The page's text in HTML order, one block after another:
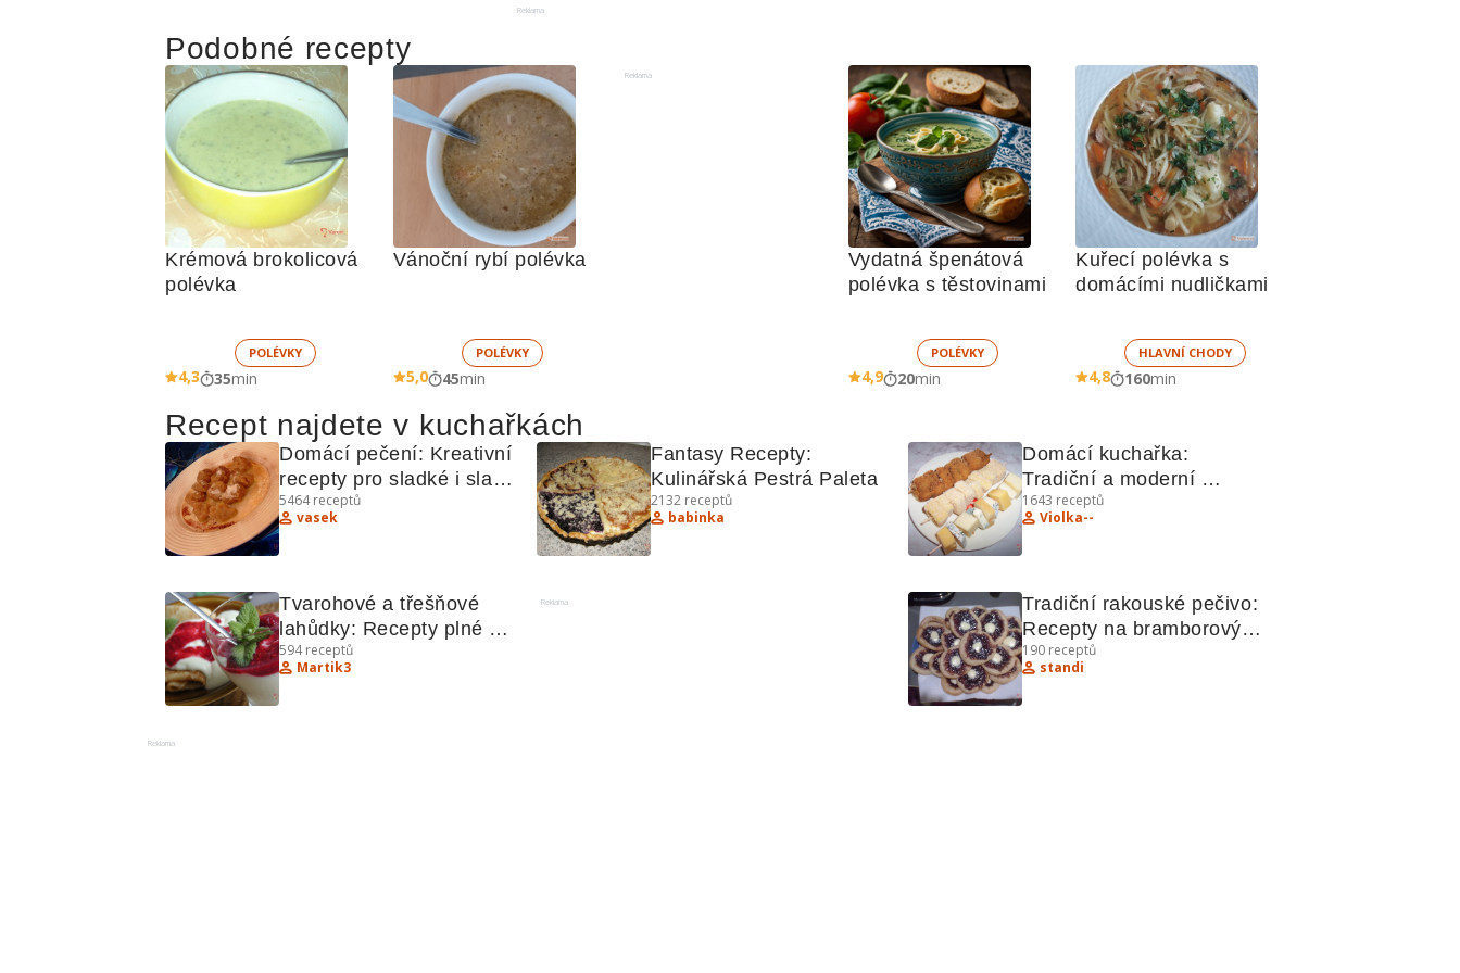
Reklama
Podobné recepty
Krémová brokolicová
POLÉVKY
4,3 35min
Vánoční rybí polévka
POLÉVKY
5,0 45min
Reklama
Vydatná špenátová
POLÉVKY
4,9 20min
Kuřecí polévka s
domácími nudličkami
HLAVNÍ CHODY
4,8 160min
Recept najdete v kuchařkách
Domácí pečení: Kreativní
recepty pro sladké i slané
pochoutky
5464receptů
vasek
Fantasy Recepty:
Kulinářská Pestrá Paleta
2132 receptů
babinka
Domácí kuchařka:
Tradiční a moderní
recepty
1643 receptů
Violka--
Tvarohové a třešňové
lahůdky: Recepty plné
chuti
594receptů
Martik3
Reklama
Tradiční rakouské pečivo:
Recepty na bramborový
salát, kynuté koláče a
vánoční vánočku
190 receptů
standi
Reklama